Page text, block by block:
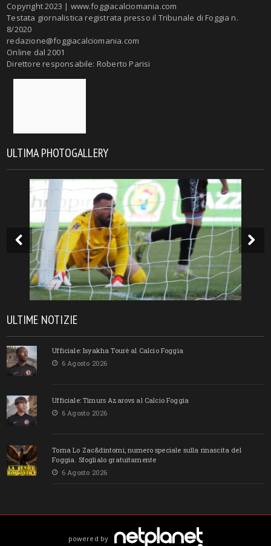
Copyright 2023 | www.foggiacalciomania.com
Testata giornalistica registrata presso il Tribunale di Foggia n.
8/2020
redazione@foggiacalciomania.com
Online dal 2001
Direttore responsabile: Roberto Parisi
ULTIMA PHOTOGALLERY
ULTIME NOTIZIE
Ufficiale: Isyakha Tourè al Calcio Foggia
6 Agosto 2026
Ufficiale: Timurs Azarovs al Calcio Foggia
6 Agosto 2026
Torna Lo Zac&dintorni, numero speciale sulla rinascita del
Foggia. Sfoglialo gratuitamente
6 Agosto 2026
powered by